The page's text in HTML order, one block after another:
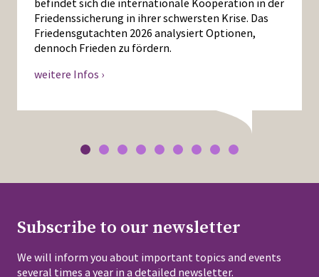
befindet sich die internationale Kooperation in der
Friedenssicherung in ihrer schwersten Krise. Das
Friedensgutachten 2026 analysiert Optionen,
dennoch Frieden zu fördern.
weitere Infos ›
Subscribe to our newsletter
We will inform you about important topics and events
several times a year in a detailed newsletter.